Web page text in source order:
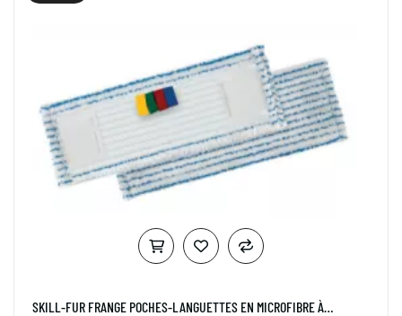
SKILL-FUR FRANGE POCHES-LANGUETTES EN MICROFIBRE À